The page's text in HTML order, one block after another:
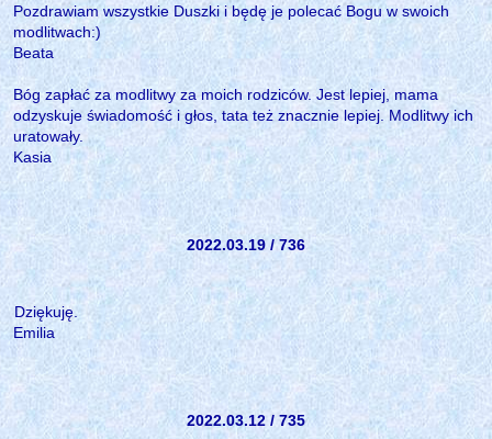
Pozdrawiam wszystkie Duszki i będę je polecać Bogu w swoich
modlitwach:)
Beata
Bóg zapłać za modlitwy za moich rodziców. Jest lepiej, mama
odzyskuje świadomość i głos, tata też znacznie lepiej. Modlitwy ich
uratowały.
Kasia
2022.03.19 / 736
Dziękuję.
Emilia
2022.03.12 / 735